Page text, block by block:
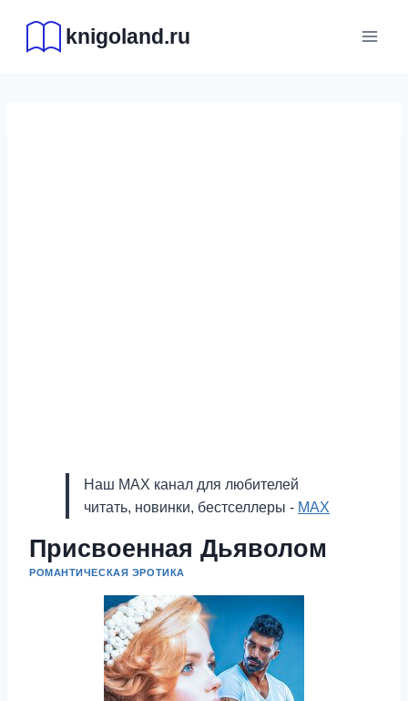
содержимому
knigoland.ru
Наш MAX канал для любителей
читать, новинки, бестселлеры - MAX
Присвоенная Дьяволом
РОМАНТИЧЕСКАЯ ЭРОТИКА